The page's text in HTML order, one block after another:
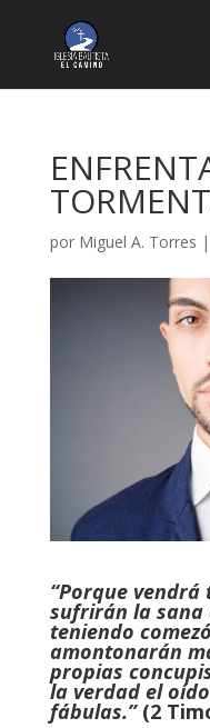
por Miguel A. Torres |
“Porque
sufrirán la sana
teniendo
amontonarán
propias
la verdad el
fábulas.”(2